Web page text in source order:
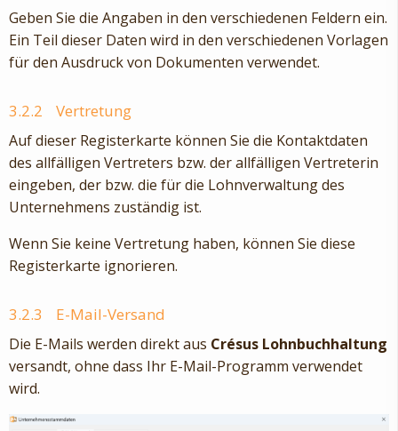
Geben Sie die Angaben in den verschiedenen Feldern ein.
Ein Teil dieser Daten wird in den verschiedenen Vorlagen
für den Ausdruck von Dokumenten verwendet.
3.2.2 Vertretung
Auf dieser Registerkarte können Sie die Kontaktdaten
des allfälligen Vertreters bzw. der allfälligen Vertreterin
eingeben, der bzw. die für die Lohnverwaltung des
Unternehmens zuständig ist.
Wenn Sie keine Vertretung haben, können Sie diese
Registerkarte ignorieren.
3.2.3 E-Mail-Versand
Die E-Mails werden direkt aus Crésus Lohnbuchhaltung
versandt, ohne dass Ihr E-Mail-Programm verwendet
wird.